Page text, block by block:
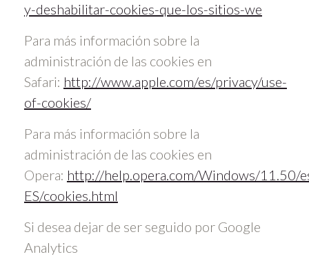
y-deshabilitar-cookies-que-los-sitios-we
Para más información sobre la
administración de las cookies en
Safari: http://www.apple.com/es/privacy/use-
of-cookies/
Para más información sobre la
administración de las cookies en
Opera: http://help.opera.com/Windows/11.50/
ES/cookies.html
Si desea dejar de ser seguido por Google
Analytics